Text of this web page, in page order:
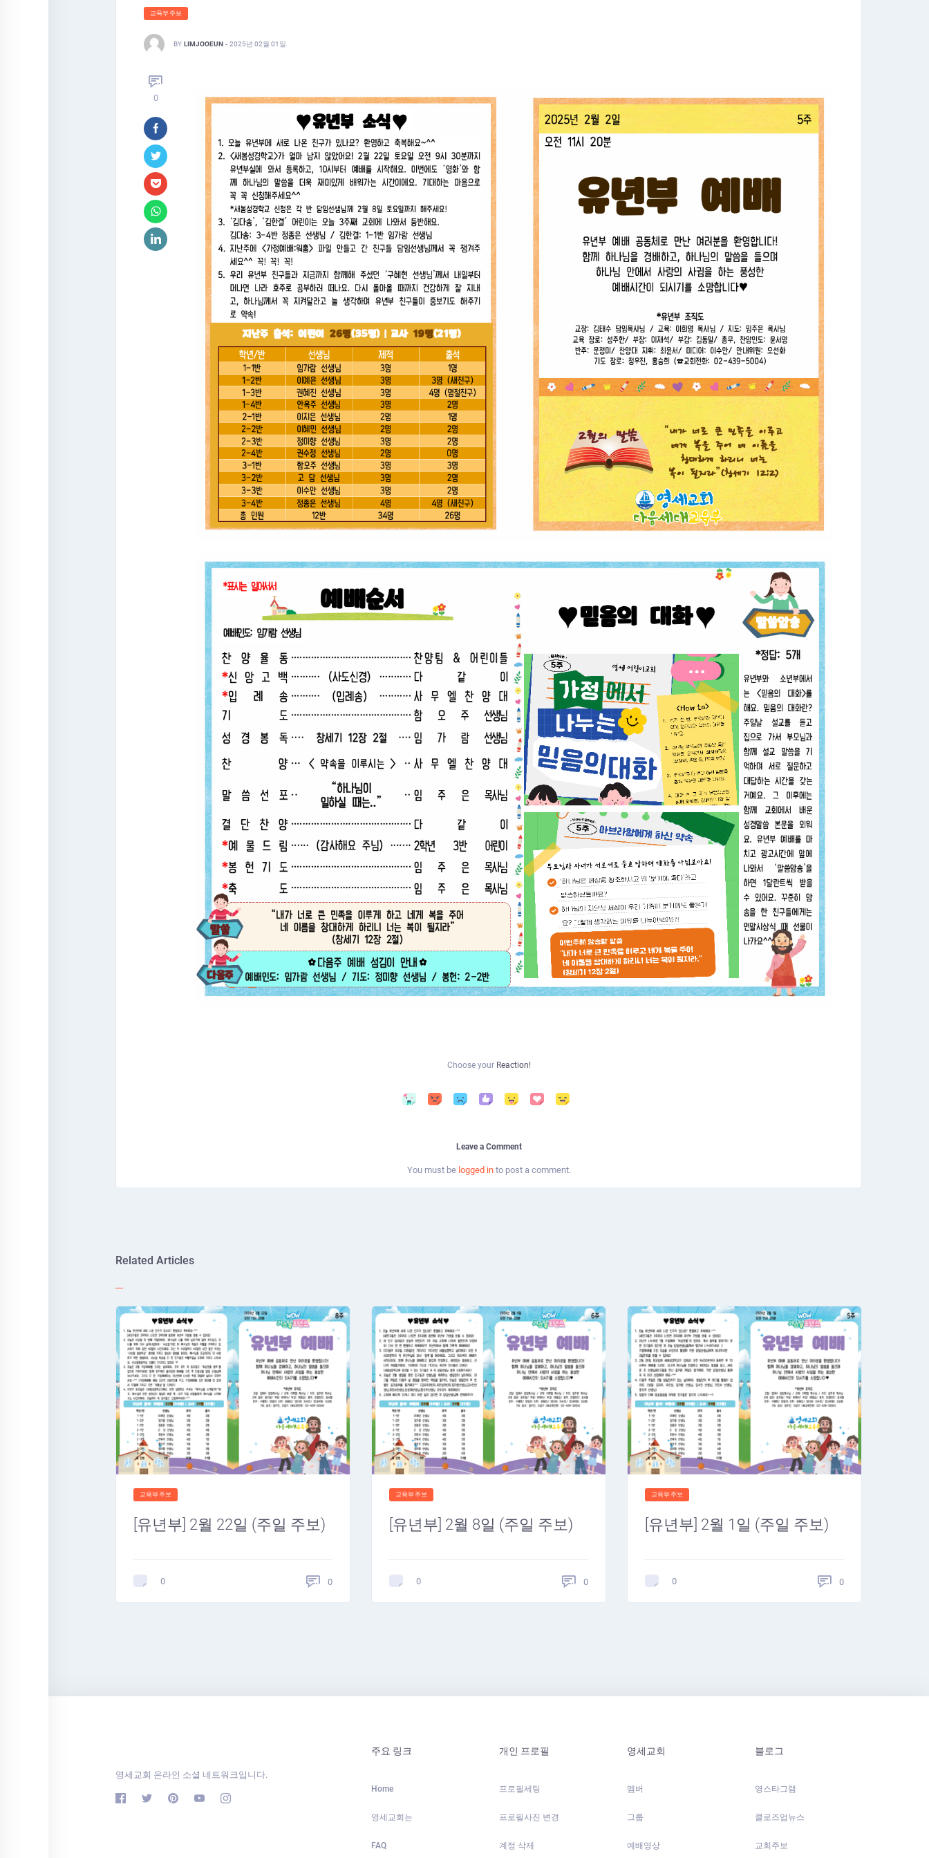
교육부주보
BY LIMJOOEUN - 2025년 02월 01일
0
Choose your Reaction!
Leave a Comment
You must be logged into post a comment.
Related Articles
교육부주보
[유년부] 2월 22일 (주일 주보)
0 0
교육부주보
[유년부] 2월 8일 (주일 주보)
0 0
교육부주보
[유년부] 2월 1일 (주일 주보)
0 0
영세교회 온라인 소셜 네트워크입니다.
주요 링크
Home
영세교회는
FAQ
개인 프로필
프로필세팅
프로필사진 변경
계정 삭제
영세교회
멤버
그룹
예배영상
블로그
영스타그램
클로즈업뉴스
교회주보